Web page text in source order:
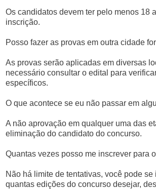
Os candidatos devem ter pelo menos 18
inscrição.
Posso fazer as provas em outra cidade
As provas serão aplicadas em diversas
necessário consultar o edital para
específicos.
O que acontece se eu não passar em
A não aprovação em qualquer uma das
eliminação do candidato do concurso.
Quantas vezes posso me inscrever para
Não há limite de tentativas, você pode se
quantas edições do concurso desejar,